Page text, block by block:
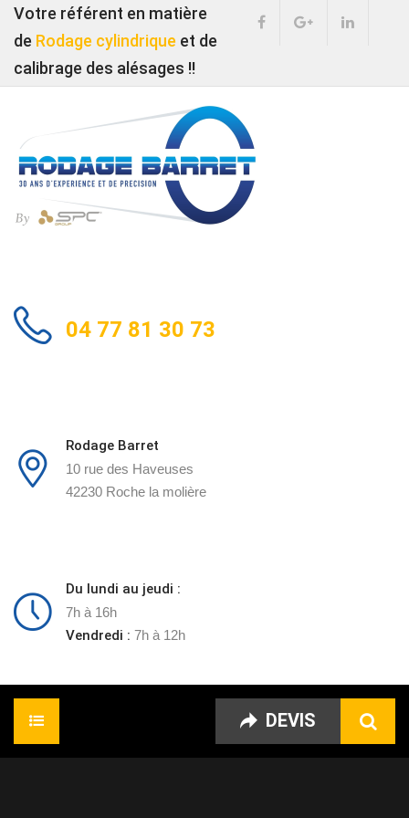
Votre référent en matière
de Rodage cylindrique et de
calibrage des alésages !!
04 77 81 30 73
Rodage Barret
10 rue des Haveuses
42230 Roche la molière
Du lundi au jeudi :
7h à 16h
Vendredi : 7h à 12h
DEVIS